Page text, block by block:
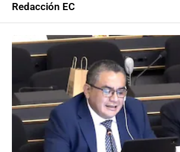
Redacción EC